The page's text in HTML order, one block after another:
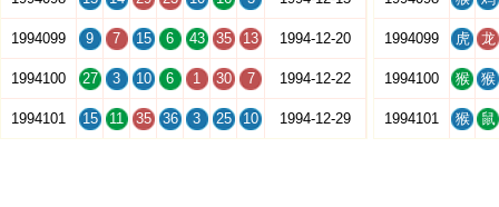
1994099 9 7 15 6 43 35 13 1994-12-20
1994100 27 3 10 6 1 30 7 1994-12-22
1994101 15 11 35 36 3 25 10 1994-12-29
1994099 虎 龙
1994100 猴 猴
1994101 猴 鼠